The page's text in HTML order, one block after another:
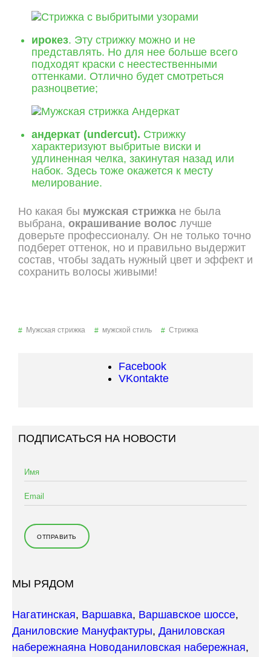
ирокез. Эту стрижку можно и не
представлять. Но для нее больше всего
подходят краски с неестественными
оттенками. Отлично будет смотреться
разноцветие;
андеркат (undercut). Стрижку
характеризуют выбритые виски и
удлиненная челка, закинутая назад или
набок. Здесь тоже окажется к месту
мелирование.
Но какая бы мужская стрижка не была
выбрана, окрашивание волос лучше
доверьте профессионалу. Он не только точно
подберет оттенок, но и правильно выдержит
состав, чтобы задать нужный цвет и эффект и
сохранить волосы живыми!
Мужская стрижка мужской стиль Стрижка
Facebook
VKontakte
ПОДПИСАТЬСЯ НА НОВОСТИ
МЫ РЯДОМ
Нагатинская, Варшавка, Варшавское шоссе,
Даниловские Мануфактуры, Даниловская
набережнаяна Новоданиловская набережная,